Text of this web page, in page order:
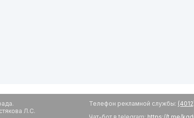
Л.С.
Телефон рекламной службы: